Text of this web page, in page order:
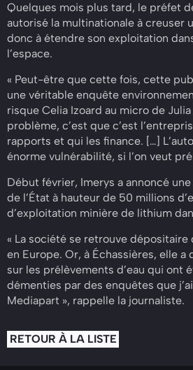
Quelques mois plus tard, le préfet
autorisé la multinationale à creuser
donc à étendre son exploitation
l’espace.
« Peut-être que cette fois, cette
une véritable enquête
risque Celia Izoard au micro de
problème, c’est que c’est
rapports et qui les finance. […]
énorme vulnérabilité, si l’on veut
Début février, Imerys a annoncé
de l’État à hauteur de 50 millions
d’exploitation minière de lithium
« La société se retrouve dépositaire
en Europe. Or, à Échassières, elle a
sur les prélèvements d’eau qui ont
démenties par des enquêtes que
Mediapart », rappelle la journaliste.
RETOUR À LA LISTE